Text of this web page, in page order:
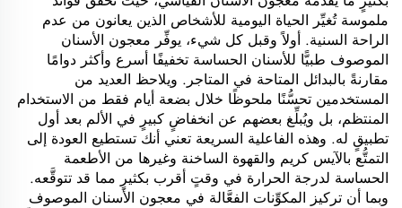
ملموسة تُغيِّر الحياة اليومية للأشخاص الذين يعانون من عدم
الراحة السنية. أولاً وقبل كل شيء، يوفِّر معجون الأسنان
الموصوف طبيًّا للأسنان الحساسة تخفيفًا أسرع وأكثر دوامًا
مقارنةً بالبدائل المتاحة في المتاجر. ويلاحظ العديد من
المستخدمين تحسُّنًا ملحوظًا خلال بضعة أيام فقط من الاستخدام
المنتظم، بل ويُبلِّغ بعضهم عن انخفاضٍ كبيرٍ في الألم بعد أول
تطبيقٍ له. وهذه الفاعلية السريعة تعني أنك تستطيع العودة إلى
التمتُّع بالآيس كريم والقهوة الساخنة وغيرها من الأطعمة
الحساسة لدرجة الحرارة في وقتٍ أقرب بكثيرٍ مما قد تتوقَّعه.
وبما أن تركيز المكوِّنات الفعَّالة في معجون الأسنان الموصوف